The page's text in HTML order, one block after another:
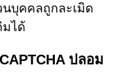
นบุคคลถูกละเมิด
ได้
ปลอม